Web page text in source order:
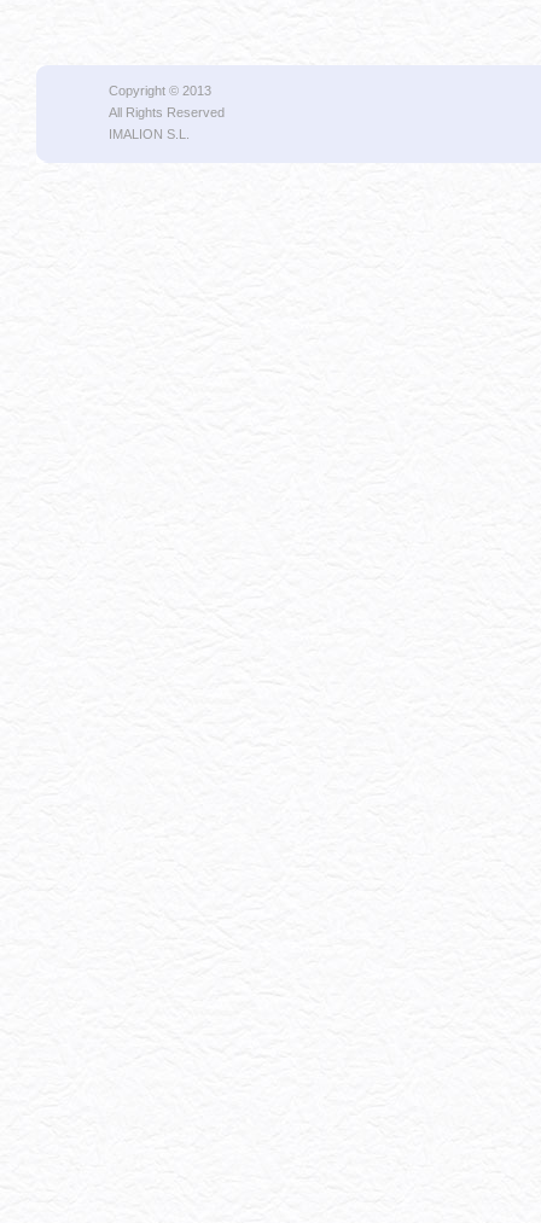
Copyright © 2013
All Rights Reserved
IMALION S.L.